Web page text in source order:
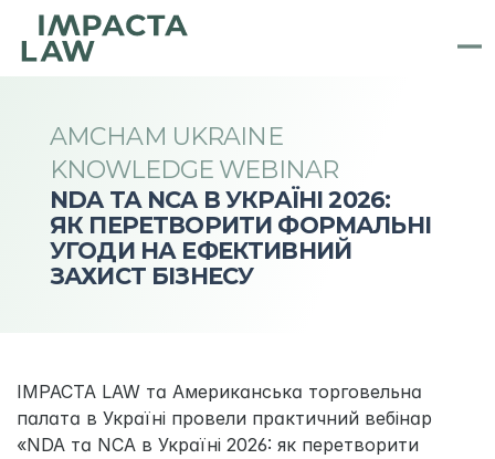
AMCHAM UKRAINE
KNOWLEDGE WEBINAR
NDA ТА NCA В УКРАЇНІ 2026:
ЯК ПЕРЕТВОРИТИ ФОРМАЛЬНІ
УГОДИ НА ЕФЕКТИВНИЙ
ЗАХИСТ БІЗНЕСУ
IMPACTA LAW та Американська торговельна
палата в Україні провели практичний вебінар
«NDA та NCA в Україні 2026: як перетворити